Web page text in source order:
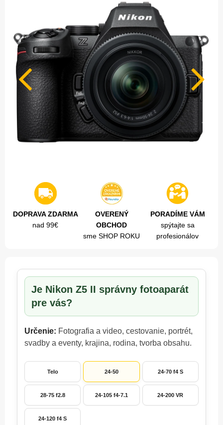
DOPRAVA ZDARMA
nad 99€
OVERENÝ
OBCHOD
sme SHOP ROKU
PORADÍME VÁM
spýtajte sa
profesionálov
Je Nikon Z5 II správny fotoaparát
pre vás?
Určenie: Fotografia a video, cestovanie, portrét,
svadby a eventy, krajina, rodina, tvorba obsahu.
Telo 24-50 24-70 f4 S
28-75 f2.8 24-105 f4-7.1 24-200 VR
24-120 f4 S